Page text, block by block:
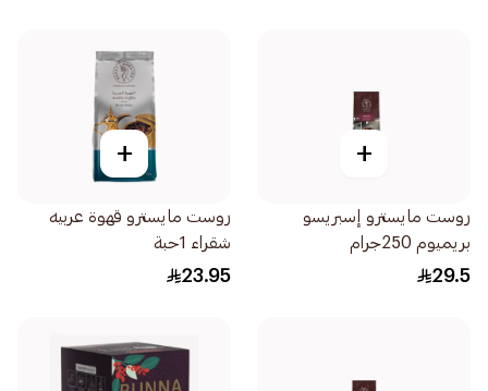
+
روست مايسترو إسبريسو
بريميوم 250جرام
29.5
+
روست مايسترو قهوة عربيه
شقراء 1حبة
23.95